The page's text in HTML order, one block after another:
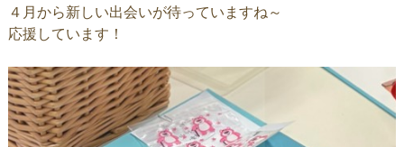
４月から新しい出会いが待っていますね～
応援しています！